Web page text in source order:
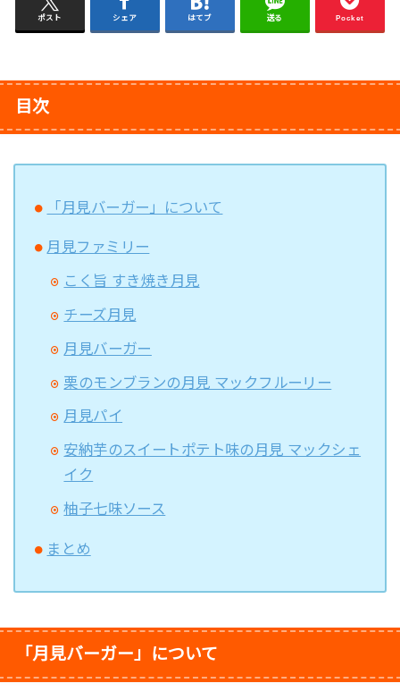
ポスト シェア はてブ 送る Pocket
目次
「月見バーガー」について
月見ファミリー
こく旨 すき焼き月見
チーズ月見
月見バーガー
栗のモンブランの月見 マックフルーリー
月見パイ
安納芋のスイートポテト味の月見 マックシェ
イク
柚子七味ソース
まとめ
「月見バーガー」について